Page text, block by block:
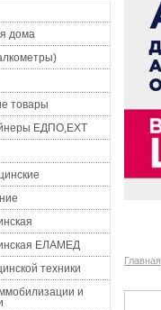
дома
товары
ЕДПО,ЕХТ
ЕЛАМЕД
техники
и
Главная